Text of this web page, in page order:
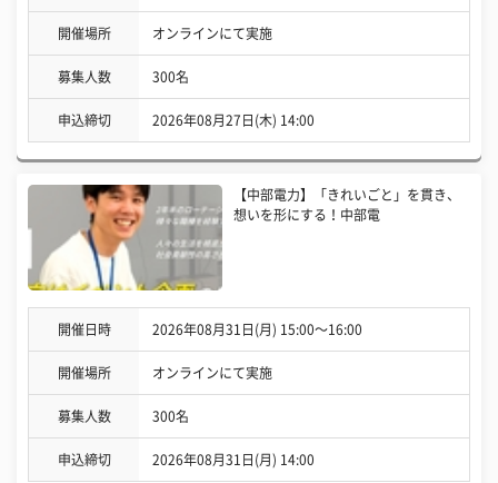
開催場所 オンラインにて実施
募集人数 300名
申込締切 2026年08月27日(木) 14:00
【中部電力】「きれいごと」を貫き、
想いを形にする！中部電
開催日時 2026年08月31日(月) 15:00〜16:00
開催場所 オンラインにて実施
募集人数 300名
申込締切 2026年08月31日(月) 14:00